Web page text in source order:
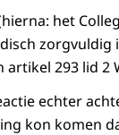
het
293 lid 2
echter
kon komen